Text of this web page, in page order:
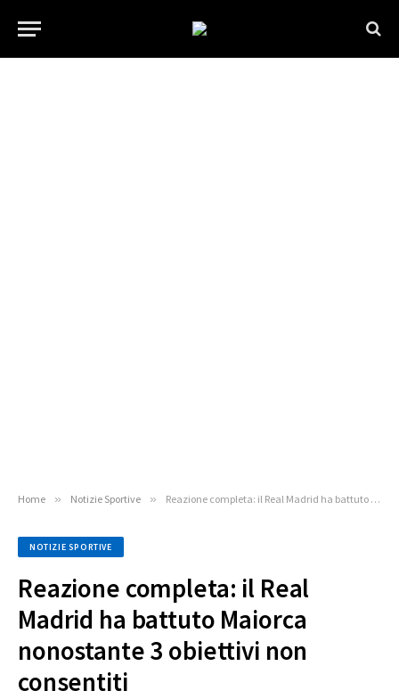
Home » Notizie Sportive » Reazione completa: il Real Madrid ha battuto Maiorca nonostante 3 obiettivi non consentiti
NOTIZIE SPORTIVE
Reazione completa: il Real
Madrid ha battuto Maiorca
nonostante 3 obiettivi non
consentiti